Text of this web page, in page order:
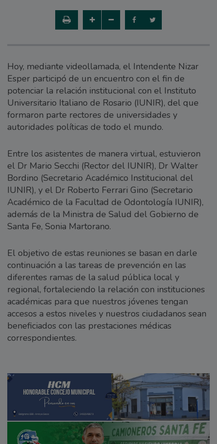
Hoy, mediante videollamada, el Intendente Nizar
Esper participó de un encuentro con el fin de
potenciar la relación institucional con el Instituto
Universitario Italiano de Rosario (IUNIR), del que
formaron parte rectores de universidades y
autoridades políticas de todo el mundo.
Entre los asistentes de manera virtual, estuvieron
el Dr Mario Secchi (Rector del IUNIR), Dr Walter
Bordino (Secretario Académico Institucional del
IUNIR), y el Dr Roberto Ferrari Gino (Secretario
Académico de la Facultad de Odontología IUNIR),
además de la Ministra de Salud del Gobierno de
Santa Fe, Sonia Martorano.
El objetivo de estas reuniones se basan en darle
continuación a las tareas de prevención en las
diferentes ramas de la salud pública local y
regional, fortaleciendo la relación con instituciones
académicas para que nuestros jóvenes tengan
accesos a estos niveles y nuestros ciudadanos sean
beneficiados con las prestaciones médicas
correspondientes.